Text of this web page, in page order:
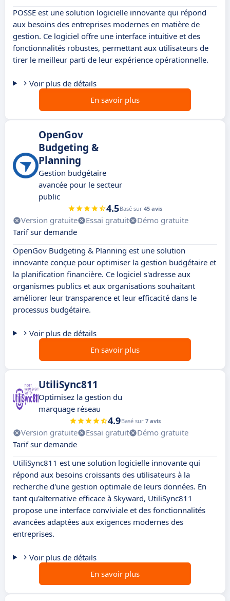
POSSE est une solution logicielle innovante qui répond
aux besoins des entreprises modernes en matière de
gestion. Ce logiciel offre une interface intuitive et des
fonctionnalités robustes, permettant aux utilisateurs de
tirer le meilleur parti de leur expérience opérationnelle.
Voir plus de détails
En savoir plus
OpenGov
Budgeting &
Planning
Gestion budgétaire
avancée pour le secteur
public
4.5Basé sur 45 avis
Version gratuite Essai gratuit
Démo gratuite
Tarif sur demande
OpenGov Budgeting & Planning est une solution
innovante conçue pour optimiser la gestion budgétaire et
la planification financière. Ce logiciel s'adresse aux
organismes publics et aux organisations souhaitant
améliorer leur transparence et leur efficacité dans le
processus budgétaire.
Voir plus de détails
En savoir plus
UtiliSync811
Optimisez la gestion du
marquage réseau
4.9Basé sur 7 avis
Version gratuite Essai gratuit
Démo gratuite
Tarif sur demande
UtiliSync811 est une solution logicielle innovante qui
répond aux besoins croissants des utilisateurs à la
recherche d'une gestion optimale de leurs données. En
tant qu'alternative efficace à Skyward, UtiliSync811
propose une interface conviviale et des fonctionnalités
avancées adaptées aux exigences modernes des
entreprises.
Voir plus de détails
En savoir plus